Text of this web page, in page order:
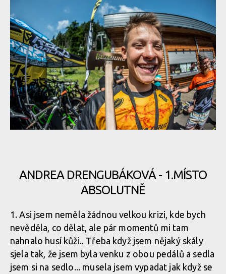
ANDREA DRENGUBÁKOVÁ - 1.MÍSTO
ABSOLUTNĚ
1. Asi jsem neměla žádnou velkou krizi, kde bych
nevěděla, co dělat, ale pár momentů mi tam
nahnalo husí kůži.. Třeba když jsem nějaký skály
sjela tak, že jsem byla venku z obou pedálů a sedla
jsem si na sedlo... musela jsem vypadat jak když se